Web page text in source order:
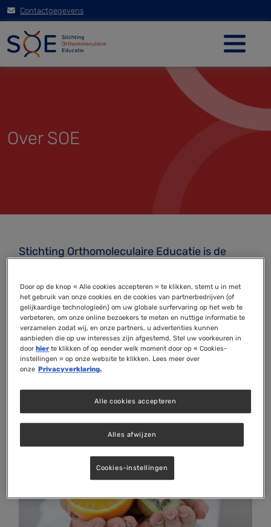
Contactgegevens
Over SOE
Stichting Orthomoleculaire Educatie is de
gezondheid, voeding en suppletie. Wat ons
drijft is de overtuiging dat uitgebalanceerde
voeding en een gezonde leefstijl essentieel
zijn voor het behoud van een goede
gezondheid. Als waarborg voor onafhankelijke
educatie en kennisoverdracht is Stichting
Orthomoleculaire Educatie opgericht, vanuit
de jarenlange ervaring die is opgedaan vanuit
Door op de knop « Alle cookies accepteren » te klikken, stemt u in met
het gebruik van onze cookies en de cookies van partnerbedrijven (of
gelijkaardige technologieën) om uw globale surfervaring op het web te
verbeteren, om onze online bezoekers te meten en nuttige informatie te
verzamelen zodat wij, en onze partners, u advertenties kunnen
aanbieden die op uw interesses zijn afgestemd. Stel uw voorkeuren in
doorhierte klikken of op eender welk moment door op « Cookies-
instellingen » op onze website te klikken. Lees meer over
onze Privacyverklaring.
Alles afwijzen
Alle cookies accepteren
Cookies-instellingen